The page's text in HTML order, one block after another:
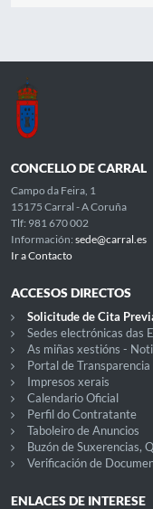
CONCELLO DE CARRAL
Campo da Feira, 1
15175 Carral - A Coruña
Tlf: 981 670 002
Información: sede@carral.es
Ir a Contacto
ACCESOS DIRECTOS
Solicitude de Cita
Sedes electrónicas das
As miñas xestións -
Portal de Transparencia
Impresos xerais
Calendario Oficial
Perfil do Contratante
Taboleiro de Anuncios
Buzón de Suxerencias,
Verificación de
ENLACES DE INTERESE